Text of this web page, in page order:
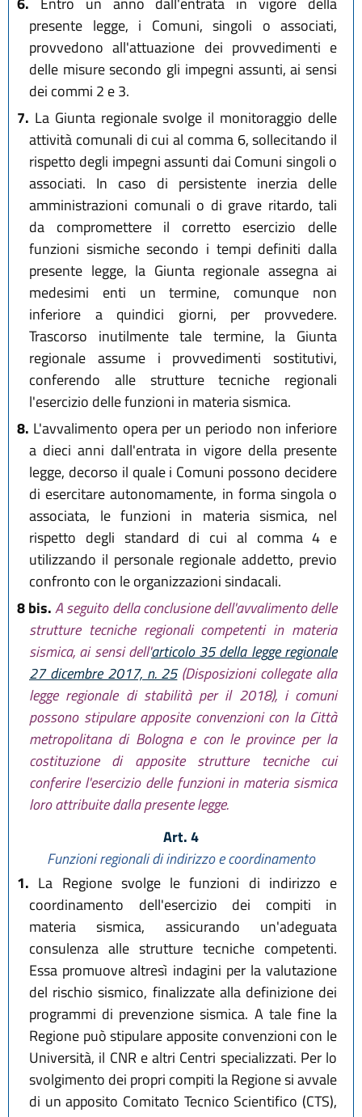
presente legge, i Comuni, singoli o associati,
provvedono all'attuazione dei provvedimenti e
delle misure secondo gli impegni assunti, ai sensi
dei commi 2 e 3.
7. La Giunta regionale svolge il monitoraggio delle
attività comunali di cui al comma 6, sollecitando il
rispetto degli impegni assunti dai Comuni singoli o
associati. In caso di persistente inerzia delle
amministrazioni comunali o di grave ritardo, tali
da compromettere il corretto esercizio delle
funzioni sismiche secondo i tempi definiti dalla
presente legge, la Giunta regionale assegna ai
medesimi enti un termine, comunque non
inferiore a quindici giorni, per provvedere.
Trascorso inutilmente tale termine, la Giunta
regionale assume i provvedimenti sostitutivi,
conferendo alle strutture tecniche regionali
l'esercizio delle funzioni in materia sismica.
8. L'avvalimento opera per un periodo non inferiore
a dieci anni dall'entrata in vigore della presente
legge, decorso il quale i Comuni possono decidere
di esercitare autonomamente, in forma singola o
associata, le funzioni in materia sismica, nel
rispetto degli standard di cui al comma 4 e
utilizzando il personale regionale addetto, previo
confronto con le organizzazioni sindacali.
8 bis.A seguito della conclusione dell'avvalimento delle
strutture tecniche regionali competenti in materia
sismica, ai sensi dell'articolo 35 della legge regionale
27 dicembre 2017, n. 25(Disposizioni collegate alla
legge regionale di stabilità per il 2018), i comuni
possono stipulare apposite convenzioni con la Città
metropolitana di Bologna e con le province per la
costituzione di apposite strutture tecniche cui
conferire l'esercizio delle funzioni in materia sismica
loro attribuite dalla presente legge.
Art. 4
Funzioni regionali di indirizzo e coordinamento
1. La Regione svolge le funzioni di indirizzo e
coordinamento dell'esercizio dei compiti in
materia sismica, assicurando un'adeguata
consulenza alle strutture tecniche competenti.
Essa promuove altresì indagini per la valutazione
del rischio sismico, finalizzate alla definizione dei
programmi di prevenzione sismica. A tale fine la
Regione può stipulare apposite convenzioni con le
Università, il CNR e altri Centri specializzati. Per lo
svolgimento dei propri compiti la Regione si avvale
di un apposito Comitato Tecnico Scientifico (CTS),